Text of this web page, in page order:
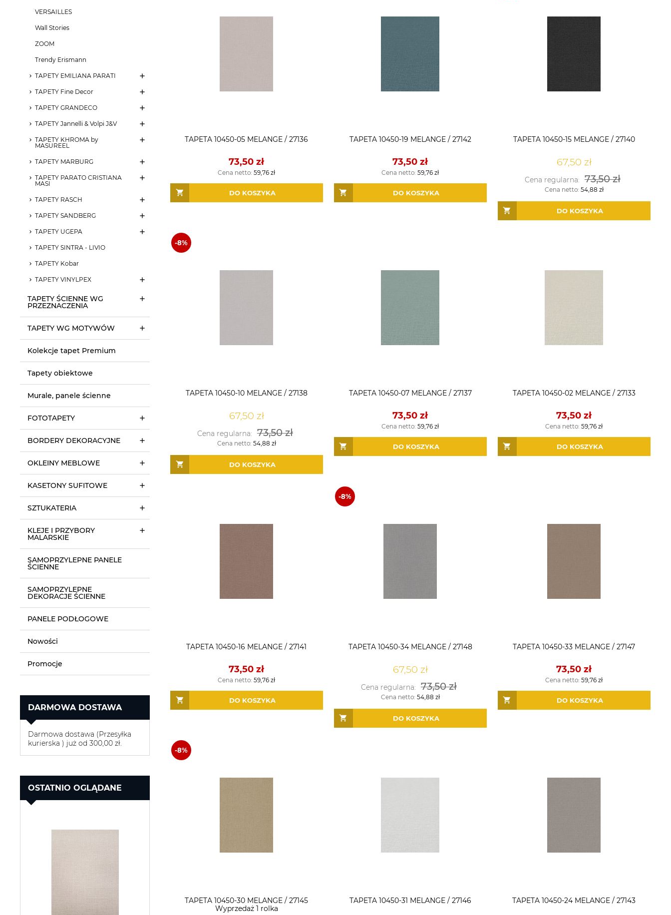
VERSAILLES
Wall Stories
ZOOM
Trendy Erismann
TAPETY EMILIANA PARATI
TAPETY Fine Decor
TAPETY GRANDECO
TAPETY Jannelli & Volpi J&V
TAPETY KHROMA by
MASUREEL
TAPETY MARBURG
TAPETY PARATO CRISTIANA
MASI
TAPETY RASCH
TAPETY SANDBERG
TAPETY UGEPA
TAPETY SINTRA - LIVIO
TAPETY Kobar
TAPETY VINYLPEX
TAPETY ŚCIENNE WG
PRZEZNACZENIA
TAPETY WG MOTYWÓW
Kolekcje tapet Premium
Tapety obiektowe
Murale, panele ścienne
FOTOTAPETY
BORDERY DEKORACYJNE
OKLEINY MEBLOWE
KASETONY SUFITOWE
SZTUKATERIA
KLEJE I PRZYBORY
MALARSKIE
SAMOPRZYLEPNE PANELE
ŚCIENNE
SAMOPRZYLEPNE
DEKORACJE ŚCIENNE
PANELE PODŁOGOWE
Nowości
Promocje
DARMOWA DOSTAWA
Darmowa dostawa (Przesyłka
kurierska ) już od 300,00 zł.
OSTATNIO OGLĄDANE
TAPETA 10450-05 MELANGE / 27136
73,50 zł
Cena netto:59,76 zł
DO KOSZYKA
TAPETA 10450-19 MELANGE / 27142
73,50 zł
Cena netto:59,76 zł
DO KOSZYKA
TAPETA 10450-15 MELANGE / 27140
67,50 zł
Cena regularna: 73,50 zł
Cena netto: 54,88 zł
DO KOSZYKA
TAPETA 10450-10 MELANGE / 27138
67,50 zł
Cena regularna: 73,50 zł
Cena netto: 54,88 zł
DO KOSZYKA
TAPETA 10450-07 MELANGE / 27137
73,50 zł
Cena netto:59,76 zł
DO KOSZYKA
TAPETA 10450-02 MELANGE / 27133
73,50 zł
Cena netto:59,76 zł
DO KOSZYKA
TAPETA 10450-16 MELANGE / 27141
73,50 zł
Cena netto:59,76 zł
DO KOSZYKA
TAPETA 10450-34 MELANGE / 27148
67,50 zł
Cena regularna: 73,50 zł
Cena netto: 54,88 zł
DO KOSZYKA
TAPETA 10450-33 MELANGE / 27147
73,50 zł
Cena netto:59,76 zł
DO KOSZYKA
TAPETA 10450-30 MELANGE / 27145
Wyprzedaż 1 rolka
TAPETA 10450-31 MELANGE / 27146 TAPETA 10450-24 MELANGE / 27143